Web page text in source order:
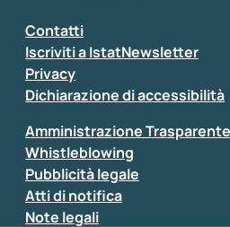
Inserisci il tuo commento
Contatti
Iscriviti a IstatNewsletter
Privacy
Dichiarazione di accessibilità
Amministrazione Trasparente
Whistleblowing
Pubblicità legale
Atti di notifica
Note legali